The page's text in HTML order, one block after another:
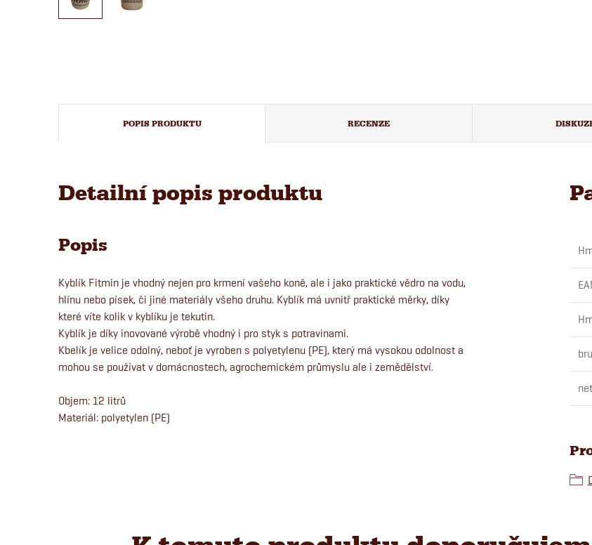
POPIS PRODUKTU RECENZE
Detailní popis produktu
Popis
Kyblík Fitmin je vhodný nejen pro krmení vašeho koně, ale i jako praktické vědro na vodu,
hlínu nebo písek, či jiné materiály všeho druhu. Kyblík má uvnitř praktické měrky, díky
které víte kolik v kyblíku je tekutin.
Kyblík je díky inovované výrobě vhodný i pro styk s potravinami.
Kbelík je velice odolný, neboť je vyroben s polyetylenu (PE), který má vysokou odolnost a
mohou se používat v domácnostech, agrochemickém průmyslu ale i zemědělství.
Objem: 12 litrů
Materiál: polyetylen (PE)